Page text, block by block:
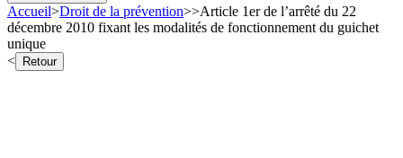
Accueil>Droit de la prévention>>Article 1er de l’arrêté du 22
décembre 2010 fixant les modalités de fonctionnement du guichet
unique
<
Retour